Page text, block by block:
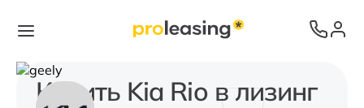
Купить Kia Rio в лизинг